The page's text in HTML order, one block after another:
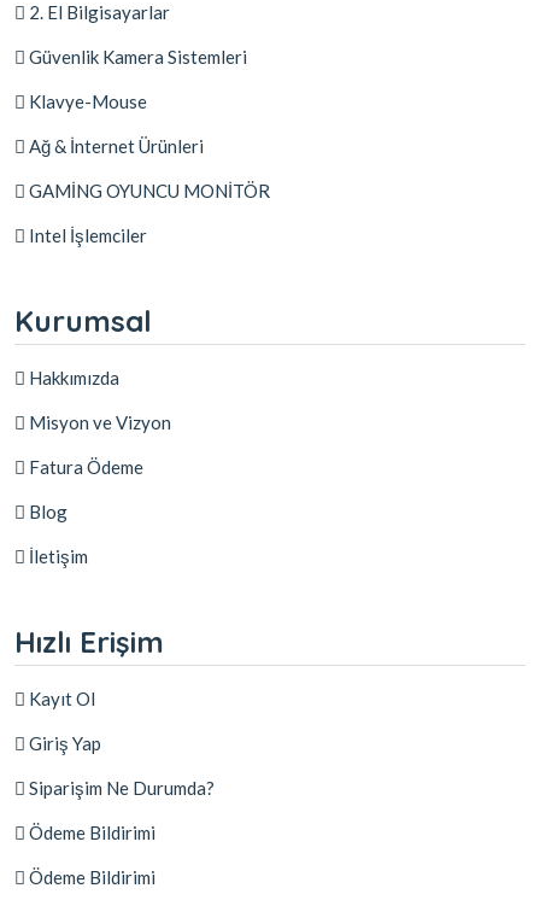
2. El Bilgisayarlar
Güvenlik Kamera Sistemleri
Klavye-Mouse
Ağ & İnternet Ürünleri
GAMİNG OYUNCU MONİTÖR
Intel İşlemciler
Kurumsal
Hakkımızda
Misyon ve Vizyon
Fatura Ödeme
Blog
İletişim
Hızlı Erişim
Kayıt Ol
Giriş Yap
Siparişim Ne Durumda?
Ödeme Bildirimi
Ödeme Bildirimi